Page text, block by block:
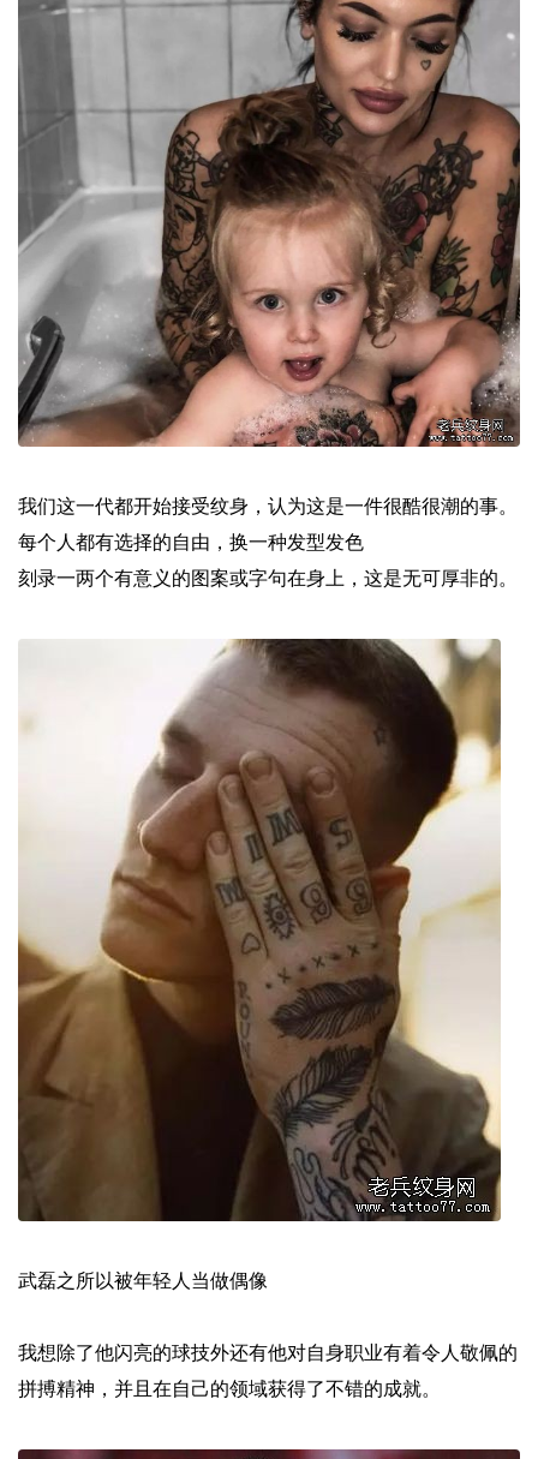
我们这一代都开始接受纹身，认为这是一件很酷很潮的事。
每个人都有选择的自由，换一种发型发色
刻录一两个有意义的图案或字句在身上，这是无可厚非的。
武磊之所以被年轻人当做偶像
我想除了他闪亮的球技外还有他对自身职业有着令人敬佩的
拼搏精神，并且在自己的领域获得了不错的成就。